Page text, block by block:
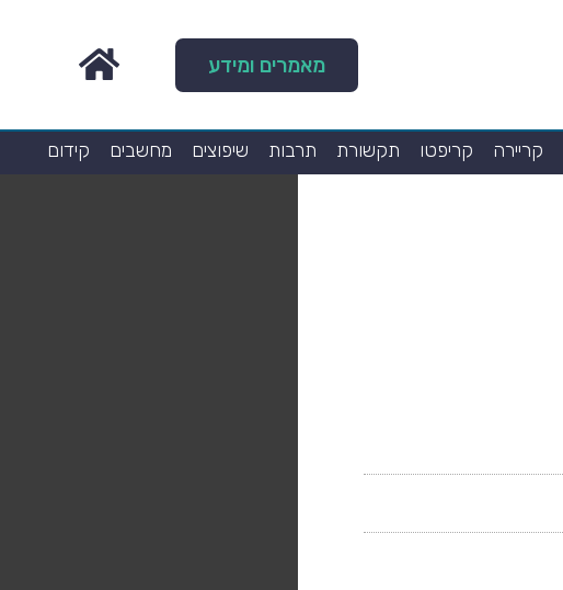
מאמרים ומידע
קריירה קריפטו תקשורת תרבות שיפוצים מחשבים קידום